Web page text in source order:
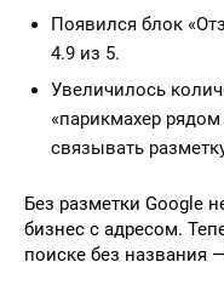
Появился блок
4.9 из 5.
Увеличилось
«парикмахер
связывать
Без разметки Google
бизнес с адресом.
поиске без названия